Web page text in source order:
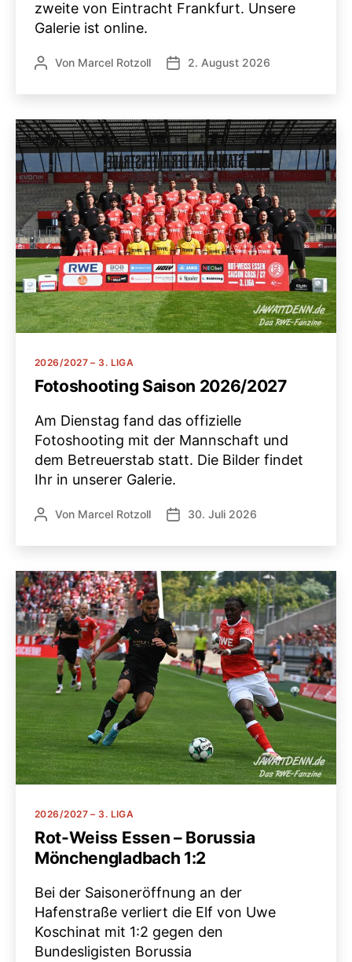
zweite von Eintracht Frankfurt. Unsere
Galerie ist online.
Beitragsautor
Von Marcel Rotzoll Veröffentlichungsdatum
2. August 2026
Kategorien
2026/2027 – 3. LIGA
Fotoshooting Saison 2026/2027
Am Dienstag fand das offizielle
Fotoshooting mit der Mannschaft und
dem Betreuerstab statt. Die Bilder findet
Ihr in unserer Galerie.
Beitragsautor
Von Marcel Rotzoll Veröffentlichungsdatum
30. Juli 2026
Kategorien
2026/2027 – 3. LIGA
Rot-Weiss Essen – Borussia
Mönchengladbach 1:2
Bei der Saisoneröffnung an der
Hafenstraße verliert die Elf von Uwe
Koschinat mit 1:2 gegen den
Bundesligisten Borussia